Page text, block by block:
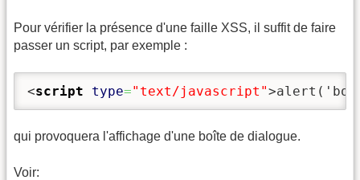
Pour vérifier la présence d'une faille XSS, il suffit de faire
passer un script, par exemple :
<script type="text/javascript">
qui provoquera l'affichage d'une boîte de dialogue.
Voir: